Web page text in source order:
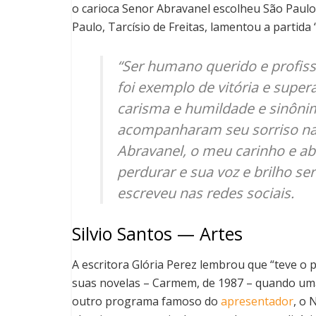
o carioca Senor Abravanel escolheu São
Paulo, Tarcísio de Freitas, lamentou a
“Ser humano querido e
foi exemplo de vitória e
carisma e humildade e
acompanharam seu sorriso
Abravanel, o meu carinho e
perdurar e sua voz e brilho
escreveu nas redes sociais.
Silvio Santos — Artes
A escritora Glória Perez lembrou que “teve o
suas novelas – Carmem, de 1987 – quando
outro programa famoso do apresentador, o